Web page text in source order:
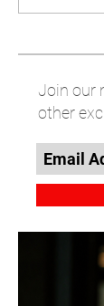
Join our
other